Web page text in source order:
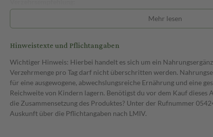
1 x täglich 1 Kapsel mit reichlich Flüssigkeit schlucken.
Magnesiumoxid, Hydroxypropylmethylcellulose (Kapselhülle),
Hinweise:
• Bei Einnahme dieses Nahrungsergänzungsmittels sind auch
Mineralstoffes zu berücksichtigen.
Lagerung:
• Bitte außerhalb der Reichweite von kleinen Kindern
Mehr lesen
Hinweistexte und Pflichtangaben
Wichtiger Hinweis: Hierbei handelt es sich um ein
Verzehrmenge pro Tag darf nicht überschritten werden.
für eine ausgewogene, abwechslungsreiche Ernährung und eine
Reichweite von Kindern lagern. Benötigst du vor dem Kauf
die Zusammensetzung des Produktes? Unter der Rufnummer
Auskunft über die Pflichtangaben nach LMIV.